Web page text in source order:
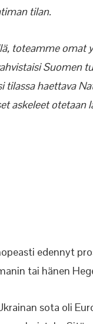
tilan.
toteamme
Suomen
haettava
askeleet otetaan
edennyt
tai hänen
sota oli